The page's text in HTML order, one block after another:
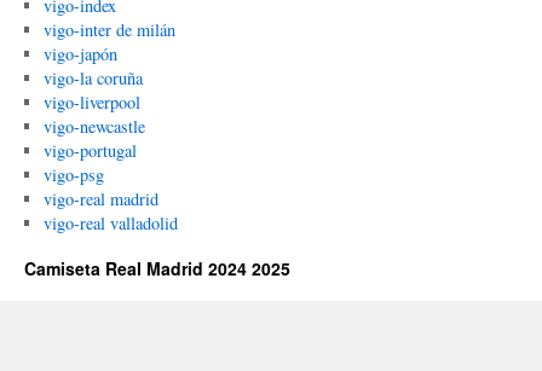
vigo-index
vigo-inter de milán
vigo-japón
vigo-la coruña
vigo-liverpool
vigo-newcastle
vigo-portugal
vigo-psg
vigo-real madrid
vigo-real valladolid
Camiseta Real Madrid 2024 2025